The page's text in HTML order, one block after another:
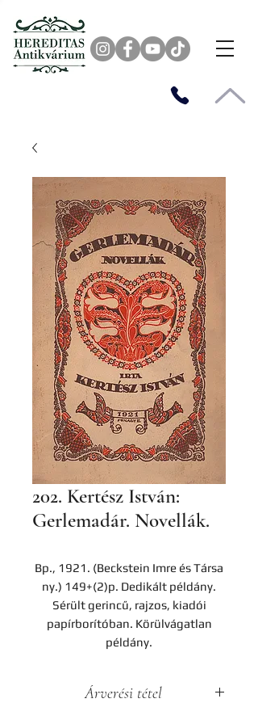
202. Kertész István:
Gerlemadár. Novellák.
Bp., 1921. (Beckstein Imre és Társa
ny.) 149+(2)p. Dedikált példány.
Sérült gerincű, rajzos, kiadói
papírborítóban. Körülvágatlan
példány.
Árverési tétel